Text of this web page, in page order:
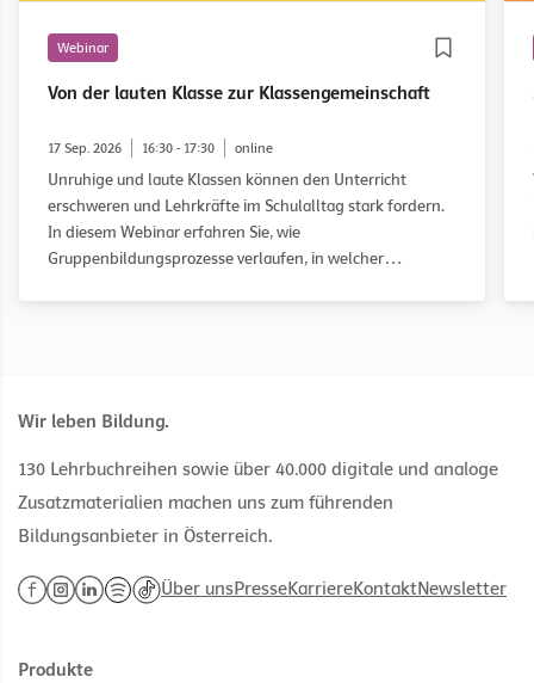
Webinar
Von der lauten Klasse zur Klassengemeinschaft
17 Sep. 2026 16:30 - 17:30 online
Unruhige und laute Klassen können den Unterricht
erschweren und Lehrkräfte im Schulalltag stark fordern.
In diesem Webinar erfahren Sie, wie
Gruppenbildungsprozesse verlaufen, in welcher
Anregungen für Ihren Unterricht.
Wir leben Bildung.
130 Lehrbuchreihen sowie über 40.000 digitale und analoge
Zusatzmaterialien machen uns zum führenden
Bildungsanbieter in Österreich.
Über unsPresseKarriereKontaktNewsletter
Produkte